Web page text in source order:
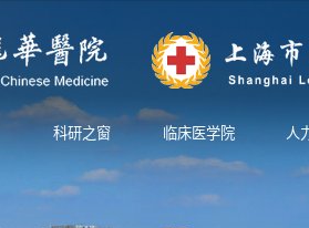
科研之窗 临床医学院 人